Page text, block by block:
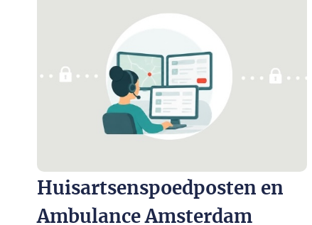
Huisartsenspoedposten en
Ambulance Amsterdam